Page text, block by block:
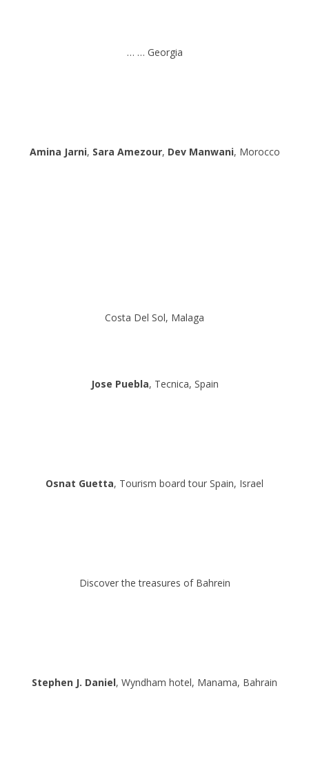
… … Georgia
Amina Jarni, Sara Amezour, Dev Manwani, Morocco
Costa Del Sol, Malaga
Jose Puebla, Tecnica, Spain
Osnat Guetta, Tourism board tour Spain, Israel
Discover the treasures of Bahrein
Stephen J. Daniel, Wyndham hotel, Manama, Bahrain